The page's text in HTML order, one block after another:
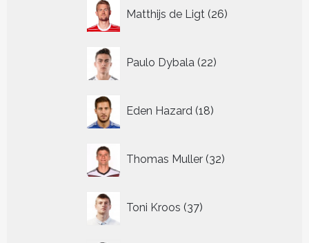
Matthijs de Ligt 26
producten
Paulo Dybala 22
producten
Eden Hazard 18
producten
Thomas Muller 32
producten
Toni Kroos 37
producten